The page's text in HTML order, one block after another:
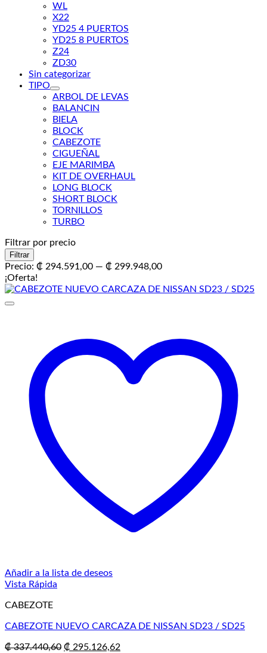
WL
X22
YD25 4 PUERTOS
YD25 8 PUERTOS
Z24
ZD30
Sin categorizar
TIPO
ARBOL DE LEVAS
BALANCIN
BIELA
BLOCK
CABEZOTE
CIGUEÑAL
EJE MARIMBA
KIT DE OVERHAUL
LONG BLOCK
SHORT BLOCK
TORNILLOS
TURBO
Filtrar por precio
Precio
mínimo
Precio
máximo
Filtrar
Precio: ₡ 294.591,00 — ₡ 299.948,00
¡Oferta!
Añadir a la lista de deseos
Vista Rápida
CABEZOTE
CABEZOTE NUEVO CARCAZA DE NISSAN SD23 / SD25
₡337.440,60 El
₡ 295.126,62El